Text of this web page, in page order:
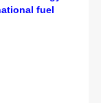
fuel